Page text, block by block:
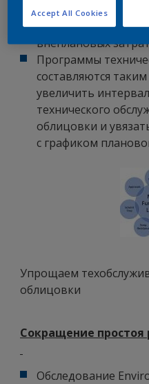
риска разрушения
сопутствующих
внеплановых
Программы
составляются
увеличить
технического
облицовки и
с графиком
Упрощаем
облицовки
Сокращение простоя
Обследование
Accept All Cookies